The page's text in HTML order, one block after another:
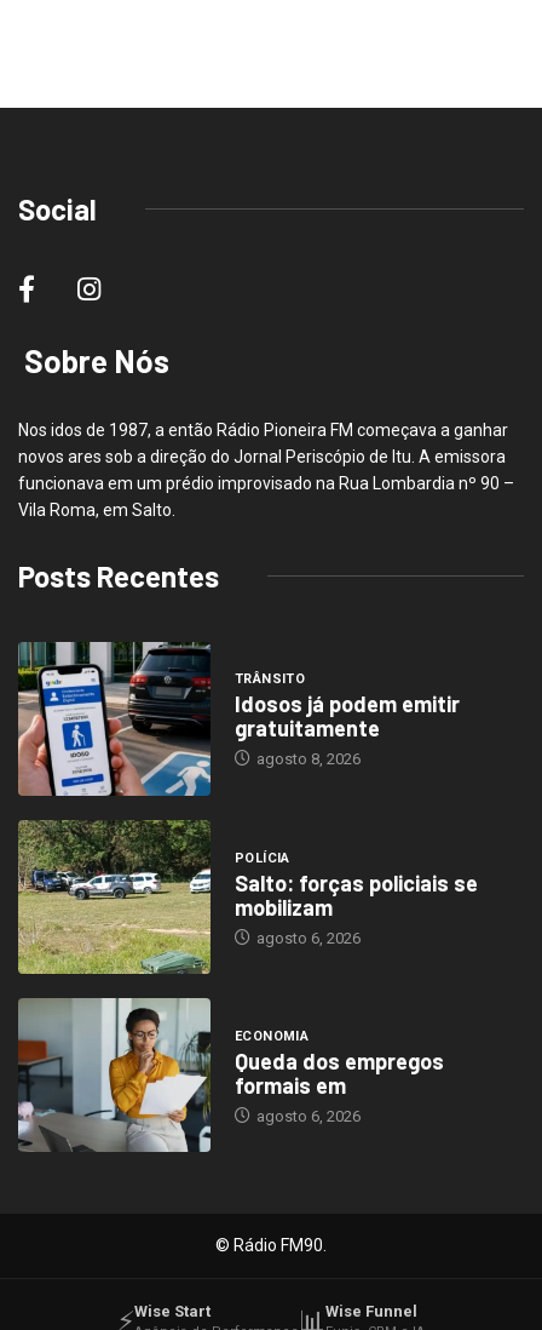
Social
Sobre Nós
Nos idos de 1987, a então Rádio Pioneira FM começava a ganhar
novos ares sob a direção do Jornal Periscópio de Itu. A emissora
funcionava em um prédio improvisado na Rua Lombardia nº 90 –
Vila Roma, em Salto.
Posts Recentes
TRÂNSITO
Idosos já podem emitir
gratuitamente
agosto 8, 2026
POLÍCIA
Salto: forças policiais se
mobilizam
agosto 6, 2026
ECONOMIA
Queda dos empregos
formais em
agosto 6, 2026
© Rádio FM90.
⚡Wise Start 📊 Wise Funnel